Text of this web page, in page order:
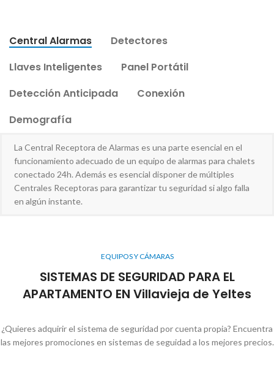
Central Alarmas
Detectores
Llaves Inteligentes
Panel Portátil
Detección Anticipada
Conexión
Demografía
La Central Receptora de Alarmas es una parte esencial en el
funcionamiento adecuado de un equipo de alarmas para chalets
conectado 24h. Además es esencial disponer de múltiples
Centrales Receptoras para garantizar tu seguridad si algo falla
en algún instante.
EQUIPOS Y CÁMARAS
SISTEMAS DE SEGURIDAD PARA EL
APARTAMENTO EN Villavieja de Yeltes
¿Quieres adquirir el sistema de seguridad por cuenta propia? Encuentra
las mejores promociones en sistemas de seguidad a los mejores precios.